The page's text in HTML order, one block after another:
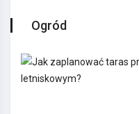
Ogród